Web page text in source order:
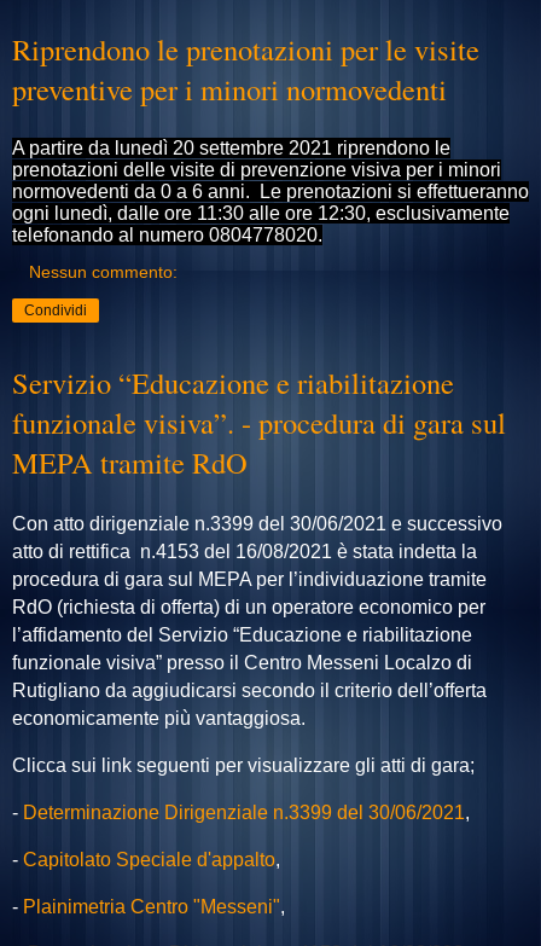
Riprendono le prenotazioni per le visite
preventive per i minori normovedenti
A partire da lunedì 20 settembre 2021 riprendono le
prenotazioni delle visite di prevenzione visiva per i minori
normovedenti da 0 a 6 anni. Le prenotazioni si effettueranno
ogni lunedì, dalle ore 11:30 alle ore 12:30, esclusivamente
telefonando al numero 0804778020.
Nessun commento:
Condividi
Servizio “Educazione e riabilitazione
funzionale visiva”. - procedura di gara sul
MEPA tramite RdO
Con atto dirigenziale n.3399 del 30/06/2021 e successivo
atto di rettifica n.4153 del 16/08/2021 è stata indetta la
procedura di gara sul MEPA per l’individuazione tramite
RdO (richiesta di offerta) di un operatore economico per
l’affidamento del Servizio “Educazione e riabilitazione
funzionale visiva” presso il Centro Messeni Localzo di
Rutigliano da aggiudicarsi secondo il criterio dell’offerta
economicamente più vantaggiosa.
Clicca sui link seguenti per visualizzare gli atti di gara;
- Determinazione Dirigenziale n.3399 del 30/06/2021,
- Capitolato Speciale d'appalto,
- Plainimetria Centro "Messeni",